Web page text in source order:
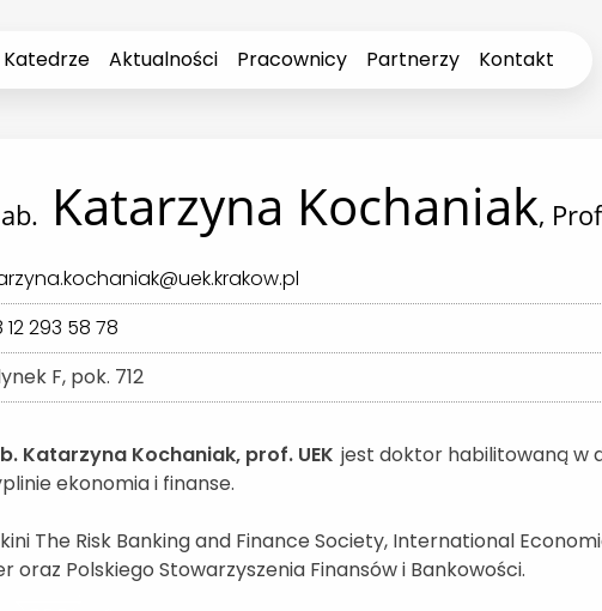
Katedrze Aktualności Pracownicy Partnerzy Kontakt
Katarzyna Kochaniak,
12 293 58 78
F, pok. 712
Katarzyna Kochaniak, prof. UEK jest doktor habilitowaną w
ekonomia i finanse.
The Risk Banking and Finance Society, International
oraz Polskiego Stowarzyszenia Finansów i Bankowości.